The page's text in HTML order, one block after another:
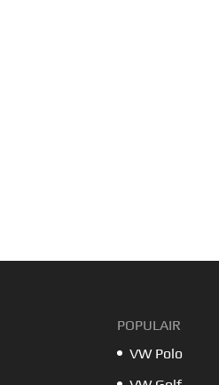
POPULAIR
VW Polo